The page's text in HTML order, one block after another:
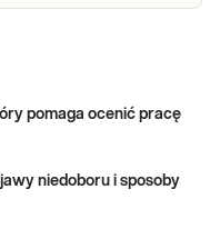
w diagnostyce funkcji
przesączania
pomaga ocenić pracę
niedoboru i sposoby